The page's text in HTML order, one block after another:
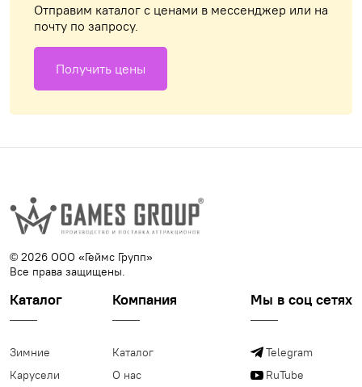
Отправим каталог с ценами в мессенджер или на
почту по запросу.
Получить цены
© 2026 ООО «Геймс Групп»
Все права защищены.
Каталог
Зимние
Карусели
Компания
Каталог
О нас
Мы в соц сетях
Telegram
RuTube